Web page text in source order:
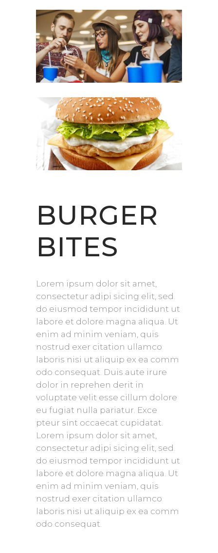
BURGER
BITES
Lorem ipsum dolor sit amet,
consectetur adipi sicing elit, sed
do eiusmod tempor incididunt ut
labore et dolore magna aliqua. Ut
enim ad minim veniam, quis
nostrud exer citation ullamco
laboris nisi ut aliquip ex ea comm
odo consequat. Duis aute irure
dolor in reprehen derit in
voluptate velit esse cillum dolore
eu fugiat nulla pariatur. Exce
pteur sint occaecat cupidatat.
Lorem ipsum dolor sit amet,
consectetur adipi sicing elit, sed
do eiusmod tempor incididunt ut
labore et dolore magna aliqua. Ut
enim ad minim veniam, quis
nostrud exer citation ullamco
laboris nisi ut aliquip ex ea comm
odo consequat.